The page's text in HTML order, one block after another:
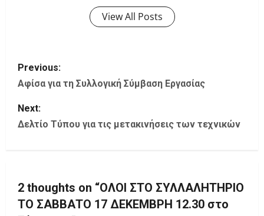
View All Posts
P
o
s
a
v
Previous:
Αφίσα για τη Συλλογική Σύμβαση Εργασίας
Next:
Δελτίο Τύπου για τις μετακινήσεις των τεχνικών
2 thoughts on “ΟΛΟΙ ΣΤΟ ΣΥΛΛΑΛΗΤΗΡΙΟ
ΤΟ ΣΑΒΒΑΤΟ 17 ΔΕΚΕΜΒΡΗ 12.30 στο